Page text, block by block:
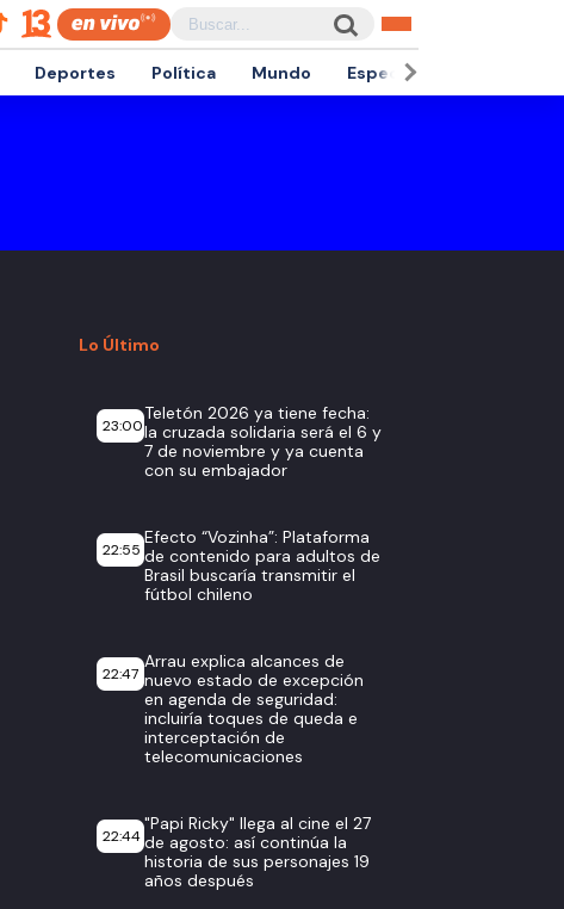
Deportes Política Mundo Espectáculos
Lo Último
23:00
Teletón 2026 ya tiene fecha:
la cruzada solidaria será el 6 y
7 de noviembre y ya cuenta
con su embajador
22:55
Efecto “Vozinha”: Plataforma
de contenido para adultos de
Brasil buscaría transmitir el
fútbol chileno
22:47
Arrau explica alcances de
nuevo estado de excepción
en agenda de seguridad:
incluiría toques de queda e
interceptación de
telecomunicaciones
22:44
"Papi Ricky" llega al cine el 27
de agosto: así continúa la
historia de sus personajes 19
años después